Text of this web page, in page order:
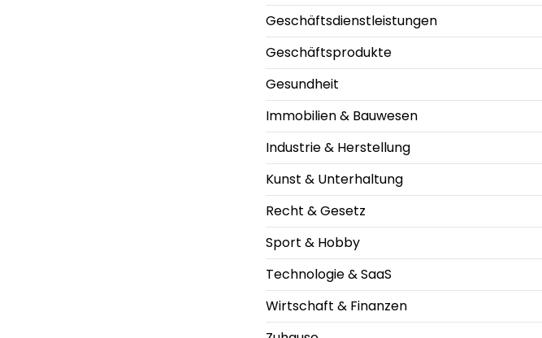
Geschäftsdienstleistungen
Geschäftsprodukte
Gesundheit
Immobilien & Bauwesen
Industrie & Herstellung
Kunst & Unterhaltung
Recht & Gesetz
Sport & Hobby
Technologie & SaaS
Wirtschaft & Finanzen